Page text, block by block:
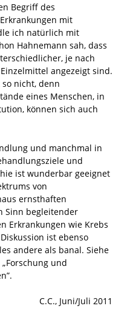
Begriff des
mit
ich natürlich mit
Hahnemann sah, dass
je nach
angezeigt sind.
nicht, denn
eines Menschen, in
können sich auch
und manchmal in
und
ist wunderbar geeignet
von
ernsthaften
Sinn begleitender
Erkrankungen wie Krebs
ist ebenso
andere als banal. Siehe
und
C.C., Juni/Juli 2011